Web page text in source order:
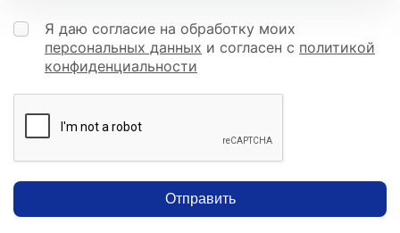
Я даю согласие на обработку моих
персональных данных и согласен с политикой
конфиденциальности
Отправить